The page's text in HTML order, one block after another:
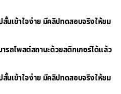
สั้นเข้าใจง่าย มีคลิปทดสอบจริงให้ชม
รถโพสต์สถานะด้วยสติกเกอร์ได้แล้ว
สั้นเข้าใจง่าย มีคลิปทดสอบจริงให้ชม